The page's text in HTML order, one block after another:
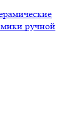
ручной